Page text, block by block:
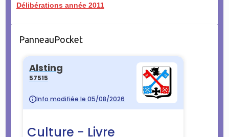
Délibérations année 2011
PanneauPocket